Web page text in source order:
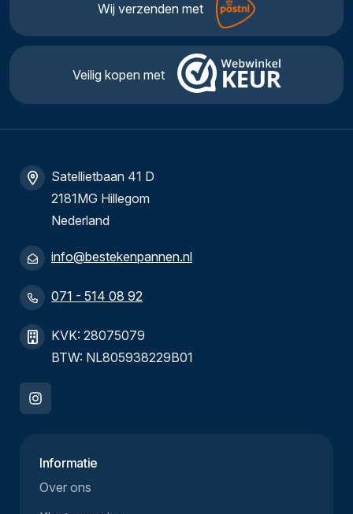
Wij verzenden met
Veilig kopen met
Satellietbaan 41 D
2181MG Hillegom
Nederland
info@bestekenpannen.nl
071 - 514 08 92
KVK: 28075079
BTW: NL805938229B01
Informatie
Over ons